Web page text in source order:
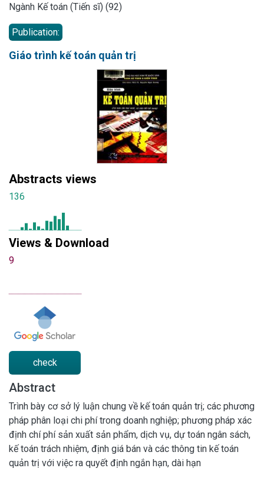
Ngành Kế toán (Tiến sĩ) (92)
Publication:
Giáo trình kế toán quản trị
Abstracts views
136
Views & Download
9
check
Abstract
Trình bày cơ sở lý luận chung về kế toán quản trị; các phương
pháp phân loại chi phí trong doanh nghiệp; phương pháp xác
định chí phí sản xuất sản phẩm, dịch vụ, dự toán ngân sách,
kế toán trách nhiệm, định giá bán và các thông tin kế toán
quản trị với việc ra quyết định ngắn hạn, dài hạn